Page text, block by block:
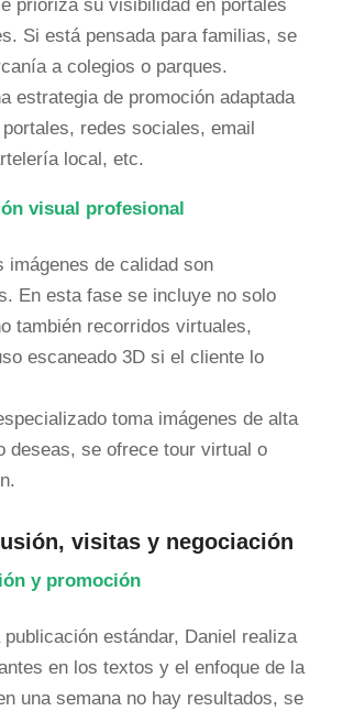
prioriza su visibilidad en portales
Si está pensada para familias, se
a colegios o parques.
estrategia de promoción adaptada
redes sociales, email
local, etc.
visual profesional
imágenes de calidad son
En esta fase se incluye no solo
también recorridos virtuales,
escaneado 3D si el cliente lo
toma imágenes de alta
deseas, se ofrece tour virtual o
visitas y negociación
y promoción
estándar, Daniel realiza
en los textos y el enfoque de la
una semana no hay resultados, se